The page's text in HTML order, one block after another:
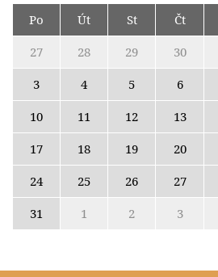
Po Út St Čt
27
28 29 30
3
4 5 6
10
11 12 13
17
18 19 20
24
25 26 27
31
1 2 3